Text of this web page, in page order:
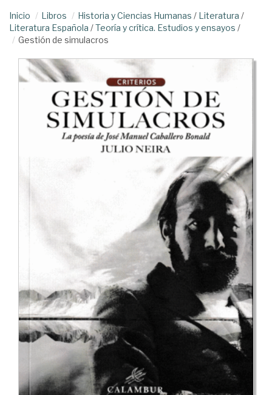
Inicio Libros Historia y Ciencias Humanas / Literatura /
Literatura Española /Teoría y crítica. Estudios y ensayos /
Gestión de simulacros